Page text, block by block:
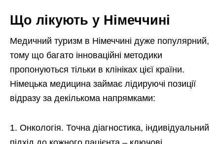
Що лікують у Німеччині
Медичний туризм в Німеччині дуже популярний,
тому що багато інноваційні методики
пропонуються тільки в клініках цієї країни.
Німецька медицина займає лідируючі позиції
відразу за декількома напрямками:
Онкологія. Точна діагностика, індивідуальний